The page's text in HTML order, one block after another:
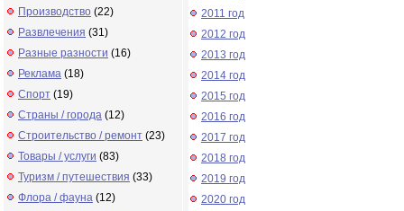
Производство (22)
Развлечения (31)
Разные разности (16)
Реклама (18)
Спорт (19)
Страны / города (12)
Строительство / ремонт (23)
Товары / услуги (83)
Туризм / путешествия (33)
Флора / фауна (12)
2011 год
2012 год
2013 год
2014 год
2015 год
2016 год
2017 год
2018 год
2019 год
2020 год